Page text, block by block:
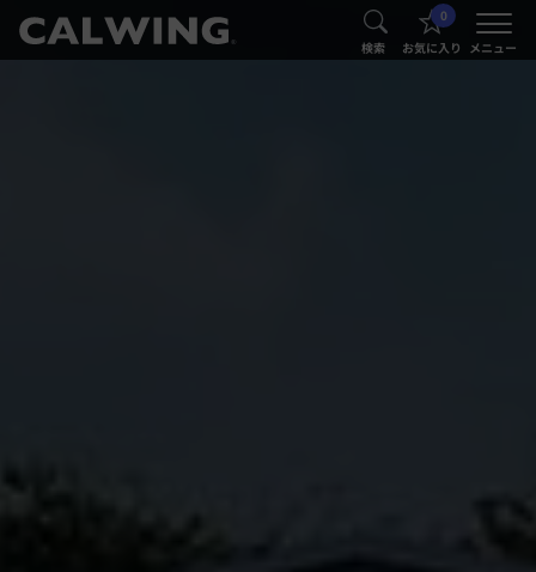
® 検索
0
お気に入り メニュー
®